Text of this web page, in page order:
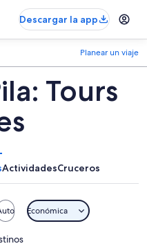
Descargar la app
Planear un viaje
Tours
ActividadesCruceros
Económica